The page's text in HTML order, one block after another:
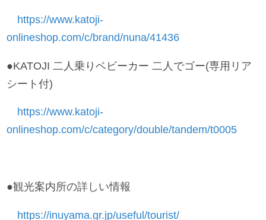
https://www.katoji-
onlineshop.com/c/brand/nuna/41436
●KATOJI 二人乗りベビーカー 二人でゴー(専用リア
シート付)
https://www.katoji-
onlineshop.com/c/category/double/tandem/t0005
●観光案内所の詳しい情報
https://inuyama.gr.jp/useful/tourist/